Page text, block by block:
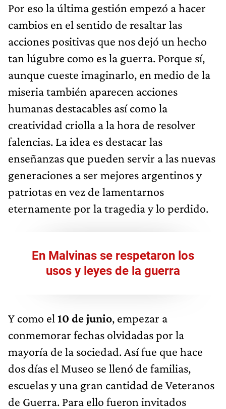
Por eso la última gestión empezó a hacer
cambios en el sentido de resaltar las
acciones positivas que nos dejó un hecho
tan lúgubre como es la guerra. Porque sí,
aunque cueste imaginarlo, en medio de la
miseria también aparecen acciones
humanas destacables así como la
creatividad criolla a la hora de resolver
falencias. La idea es destacar las
enseñanzas que pueden servir a las nuevas
generaciones a ser mejores argentinos y
patriotas en vez de lamentarnos
eternamente por la tragedia y lo perdido.
En Malvinas se respetaron los
usos y leyes de la guerra
Y como el 10 de junio, empezar a
conmemorar fechas olvidadas por la
mayoría de la sociedad. Así fue que hace
dos días el Museo se llenó de familias,
escuelas y una gran cantidad de Veteranos
de Guerra. Para ello fueron invitados